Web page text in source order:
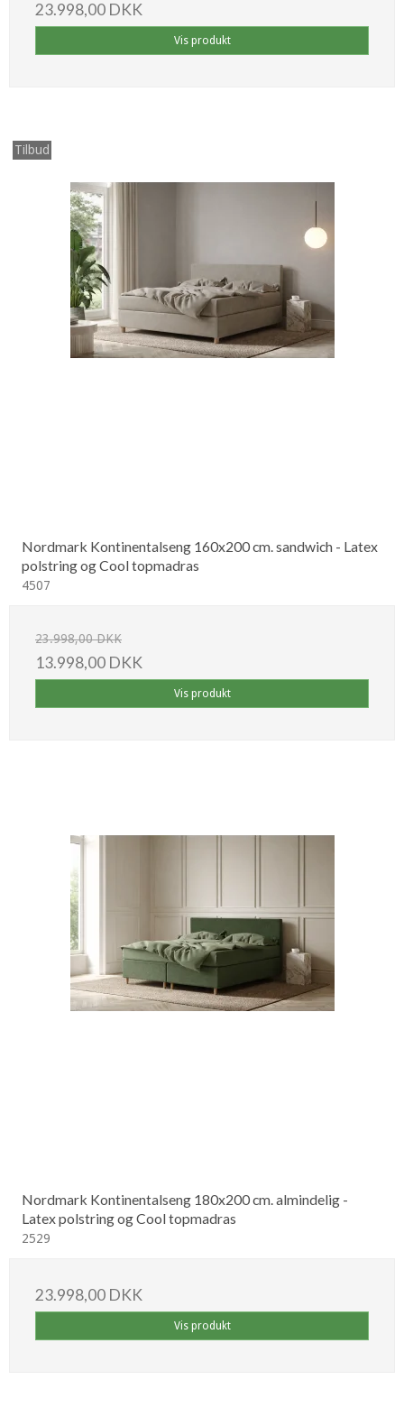
23.998,00 DKK
Vis produkt
Tilbud
Nordmark Kontinentalseng 160x200 cm. sandwich - Latex
polstring og Cool topmadras
4507
23.998,00 DKK
13.998,00 DKK
Vis produkt
Nordmark Kontinentalseng 180x200 cm. almindelig -
Latex polstring og Cool topmadras
2529
23.998,00 DKK
Vis produkt